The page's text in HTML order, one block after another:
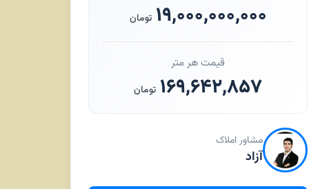
۱۹,۰۰۰,۰۰۰,۰۰۰ تومان
قیمت هر متر
۱۶۹,۶۴۲,۸۵۷ تومان
مشاور املاک
آزاد